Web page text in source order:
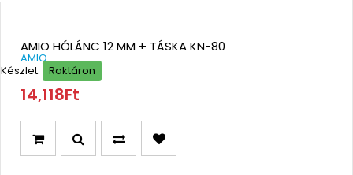
AMIO HÓLÁNC 12 MM + TÁSKA KN-80
AMIO
Készlet:
Raktáron
14,118Ft